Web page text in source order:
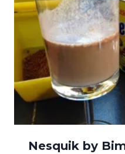
Nesquik by